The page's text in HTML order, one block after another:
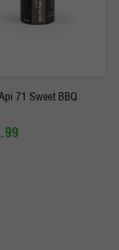
71 Sweet BBQ